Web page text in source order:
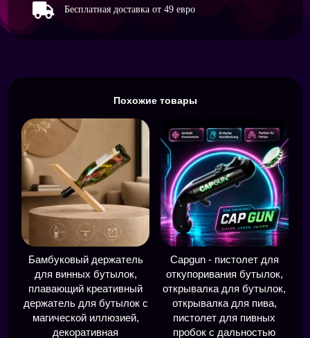
 Бесплатная доставка от 49 евро
Похожие товары
Бамбуковый держатель
для винных бутылок,
плавающий креативный
держатель для бутылок с
магической иллюзией,
декоративная
Capgun - пистолет для
откупоривания бутылок,
открывалка для бутылок,
открывалка для пива,
пистолет для пивных
пробок с дальностью